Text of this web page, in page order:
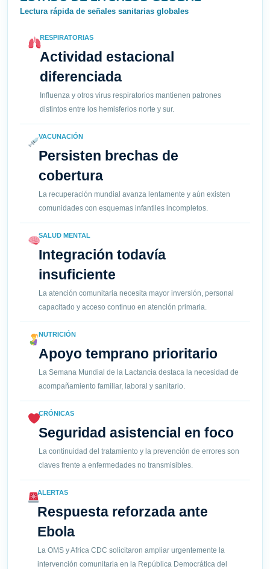
Lectura rápida de señales sanitarias globales
RESPIRATORIAS
Actividad estacional
diferenciada
Influenza y otros virus respiratorios mantienen patrones
distintos entre los hemisferios norte y sur.
VACUNACIÓN
Persisten brechas de
cobertura
La recuperación mundial avanza lentamente y aún existen
comunidades con esquemas infantiles incompletos.
SALUD MENTAL
Integración todavía
insuficiente
La atención comunitaria necesita mayor inversión, personal
capacitado y acceso continuo en atención primaria.
NUTRICIÓN
Apoyo temprano prioritario
La Semana Mundial de la Lactancia destaca la necesidad de
acompañamiento familiar, laboral y sanitario.
CRÓNICAS
Seguridad asistencial en foco
La continuidad del tratamiento y la prevención de errores son
claves frente a enfermedades no transmisibles.
ALERTAS
Respuesta reforzada ante
Ebola
La OMS y Africa CDC solicitaron ampliar urgentemente la
intervención comunitaria en la República Democrática del